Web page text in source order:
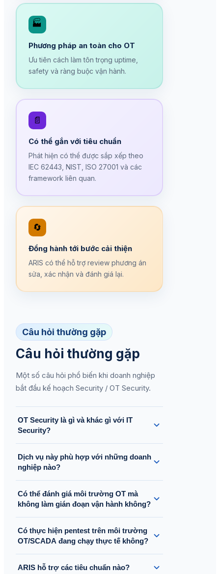
🏭
Phương pháp an toàn cho OT
Ưu tiên cách làm tôn trọng uptime,
safety và ràng buộc vận hành.
📄
Có thể gắn với tiêu chuẩn
Phát hiện có thể được sắp xếp theo
IEC 62443, NIST, ISO 27001 và các
framework liên quan.
🔄
Đồng hành tới bước cải thiện
ARIS có thể hỗ trợ review phương án
sửa, xác nhận và đánh giá lại.
Câu hỏi thường gặp
Câu hỏi thường gặp
Một số câu hỏi phổ biến khi doanh nghiệp
bắt đầu kế hoạch Security / OT Security.
OT Security là gì và khác gì với IT
Security?
vận hành như nhà máy, PLC, SCADA và thiết
bị đầu cuối công nghiệp. So với IT Security,
tục vận hành và an toàn.
Dịch vụ này phù hợp với những doanh
nghiệp nào?
dụng, API, cloud, network, server; đồng thời
cũng phù hợp với nhà máy, logistics, utility
Có thể đánh giá môi trường OT mà
không làm gián đoạn vận hành không?
thụ động và cách tiếp cận an toàn để đánh
giá tài sản và rủi ro mà hạn chế tối đa ảnh
Có thực hiện pentest trên môi trường
OT/SCADA đang chạy thực tế không?
hành. Trừ khi có điều kiện an toàn phù hợp,
ARIS hỗ trợ các tiêu chuẩn nào?